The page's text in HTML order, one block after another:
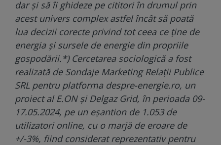
dar și să îi ghideze pe cititori în drumul prin
acest univers complex astfel încât să poată
lua decizii corecte privind tot ceea ce ține de
energia și sursele de energie din propriile
gospodării.*) Cercetarea sociologică a fost
realizată de Sondaje Marketing Relaţii Publice
SRL pentru platforma despre-energie.ro, un
proiect al E.ON și Delgaz Grid, în perioada 09-
17.05.2024, pe un eșantion de 1.053 de
utilizatori online, cu o marjă de eroare de
+/-3%, fiind considerat reprezentativ pentru